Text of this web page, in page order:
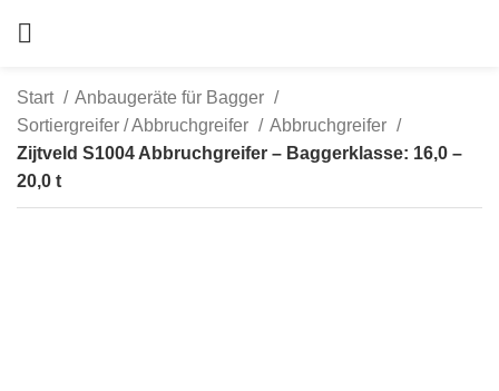
Start
Anbaugeräte für Bagger
Sortiergreifer / Abbruchgreifer
Abbruchgreifer
Zijtveld S1004 Abbruchgreifer – Baggerklasse: 16,0 –
20,0 t